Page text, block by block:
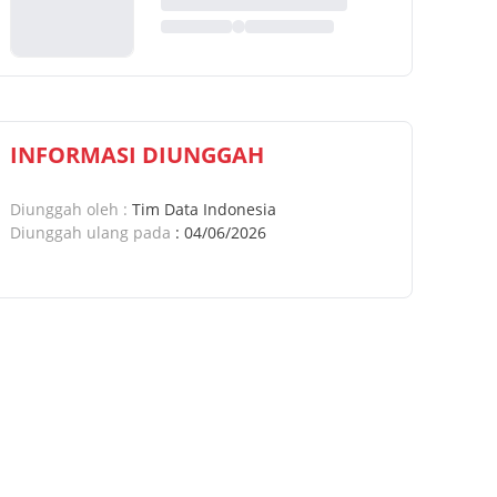
INFORMASI DIUNGGAH
Diunggah oleh : Tim Data Indonesia
Diunggah ulang pada : 04/06/2026